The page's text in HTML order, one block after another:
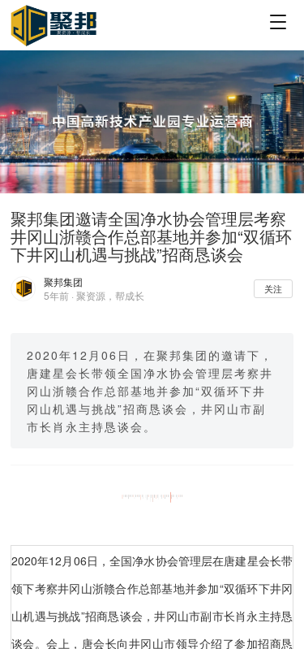
T
g
l
e
n
a
v
i
g
t
i
聚邦集团邀请全国净水协会管理层考察
井冈山浙赣合作总部基地并参加“双循环
下井冈山机遇与挑战”招商恳谈会
聚邦集团
5年前 · 聚资源，帮成长
关注
2020年12月06日，在聚邦集团的邀请下，
唐建星会长带领全国净水协会管理层考察井
冈山浙赣合作总部基地并参加“双循环下井
冈山机遇与挑战”招商恳谈会，井冈山市副
市长肖永主持恳谈会。
2020年12月06日，全国净水协会管理层在唐建星会长带
领下考察井冈山浙赣合作总部基地并参加“双循环下井冈
山机遇与挑战”招商恳谈会，井冈山市副市长肖永主持恳
谈会。会上，唐会长向井冈山市领导介绍了参加招商恳